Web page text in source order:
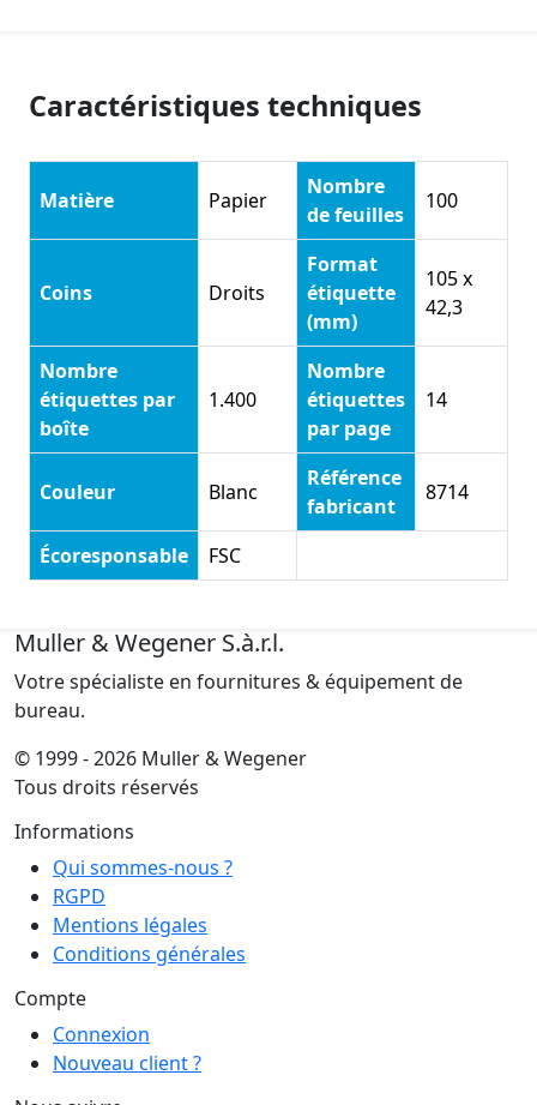
Caractéristiques techniques
Matière Papier
Nombre
de feuilles
100
Coins Droits
Format
étiquette
(mm)
105 x
42,3
Nombre
étiquettes par
boîte
1.400
Nombre
étiquettes
par page
14
Couleur Blanc
Référence
fabricant
8714
Écoresponsable FSC
Muller & Wegener S.à.r.l.
Votre spécialiste en fournitures & équipement de
bureau.
© 1999 - 2026 Muller & Wegener
Tous droits réservés
Informations
Qui sommes-nous ?
RGPD
Mentions légales
Conditions générales
Compte
Connexion
Nouveau client ?